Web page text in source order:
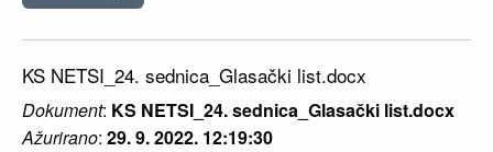
KS NETSI_24. sednica_Glasački list.docx
Dokument: KS NETSI_24. sednica_Glasački list.docx
Ažurirano: 29. 9. 2022. 12:19:30